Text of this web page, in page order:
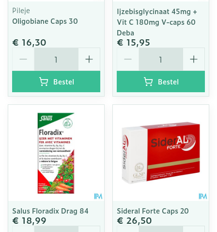
Pileje
Oligobiane Caps 30
€ 16,30
Bestel
Ijzebisglycinaat 45mg +
Vit C 180mg V-caps 60
Deba
€ 15,95
Bestel
Salus Floradix Drag 84
€ 18,99
Sideral Forte Caps 20
€ 26,50